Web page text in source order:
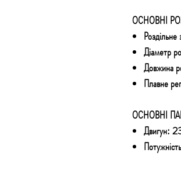
ОСНОВНІ
Діаметр
Довжина
Плавне
ОСНОВНІ
Двигун: